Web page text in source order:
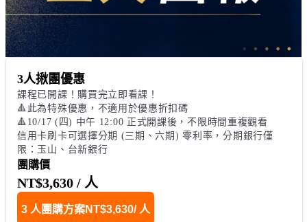
3人揪團優惠
課程已開課！購買完立即看課！
🔺此為特殊優惠，不適用於優惠折扣碼
🔺10/17 (四) 中午 12:00 正式開課後，不限時間重複觀看
信用卡刷卡可選擇分期 (三期、六期) 零利率，分期銀行僅
限：玉山、台新銀行
團購價
NT$3,630 / 人
3 人團購方案NT$3,630/ 人